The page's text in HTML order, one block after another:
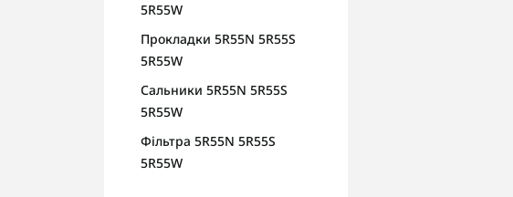
5R55W
Прокладки 5R55N 5R55S
5R55W
Сальники 5R55N 5R55S
5R55W
Фільтра 5R55N 5R55S
5R55W